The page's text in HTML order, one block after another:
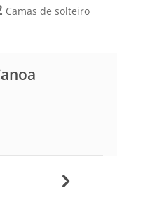
Camas de solteiro